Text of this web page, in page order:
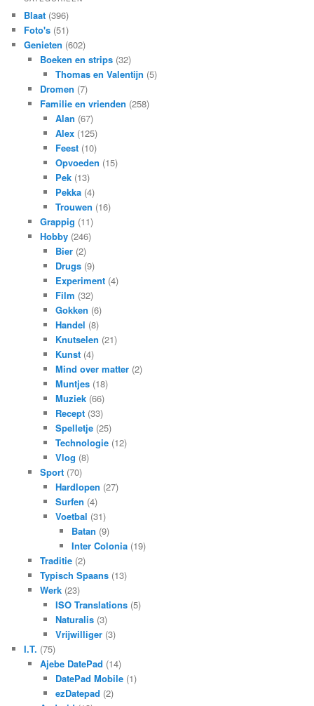
Blaat (396)
Foto's (51)
Genieten (602)
Boeken en strips(32)
Thomas en Valentijn (5)
Dromen (7)
Familie en vrienden (258)
Alan (67)
Alex (125)
Feest (10)
Opvoeden (15)
Pek (13)
Pekka (4)
Trouwen (16)
Grappig (11)
Hobby(246)
Bier (2)
Drugs (9)
Experiment (4)
Film (32)
Gokken (6)
Handel (8)
Knutselen (21)
Kunst (4)
Mind over matter (2)
Muntjes (18)
Muziek (66)
Recept (33)
Spelletje (25)
Technologie (12)
Vlog (8)
Sport(70)
Hardlopen (27)
Surfen (4)
Voetbal (31)
Batan (9)
Inter Colonia(19)
Traditie(2)
Typisch Spaans(13)
Werk(23)
ISO Translations (5)
Naturalis (3)
Vrijwilliger (3)
I.T. (75)
Ajebe DatePad (14)
DatePad Mobile (1)
ezDatepad (2)